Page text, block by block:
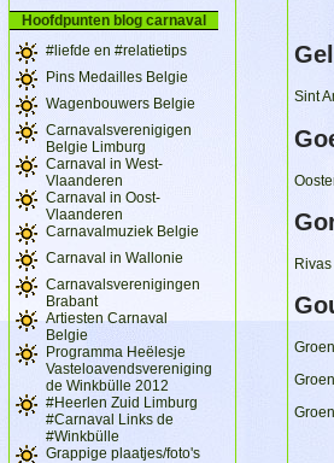
Hoofdpunten blog carnaval
#liefde en #relatietips
Pins Medailles Belgie
Wagenbouwers Belgie
Carnavalsverenigigen
Belgie Limburg
Carnaval in West-
Vlaanderen
Carnaval in Oost-
Vlaanderen
Carnavalmuziek Belgie
Carnaval in Wallonie
Carnavalsverenigingen
Brabant
Artiesten Carnaval
Belgie
Programma Heëlesje
Vasteloavendsvereniging
de Winkbülle 2012
#Heerlen Zuid Limburg
#Carnaval Links de
#Winkbülle
Grappige plaatjes/foto's
Sint